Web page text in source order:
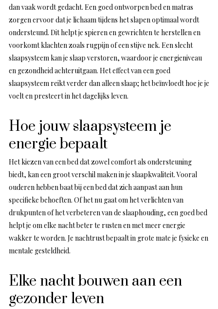
dan vaak wordt gedacht. Een goed ontworpen bed en matras
zorgen ervoor dat je lichaam tijdens het slapen optimaal wordt
ondersteund. Dit helpt je spieren en gewrichten te herstellen en
voorkomt klachten zoals rugpijn of een stijve nek. Een slecht
slaapsysteem kan je slaap verstoren, waardoor je energieniveau
en gezondheid achteruitgaan. Het effect van een goed
slaapsysteem reikt verder dan alleen slaap; het beïnvloedt hoe je je
voelt en presteert in het dagelijks leven.
Hoe jouw slaapsysteem je
energie bepaalt
Het kiezen van een bed dat zowel comfort als ondersteuning
biedt, kan een groot verschil maken in je slaapkwaliteit. Vooral
ouderen hebben baat bij een bed dat zich aanpast aan hun
specifieke behoeften. Of het nu gaat om het verlichten van
drukpunten of het verbeteren van de slaaphouding, een goed bed
helpt je om elke nacht beter te rusten en met meer energie
wakker te worden. Je nachtrust bepaalt in grote mate je fysieke en
mentale gesteldheid.
Elke nacht bouwen aan een
gezonder leven